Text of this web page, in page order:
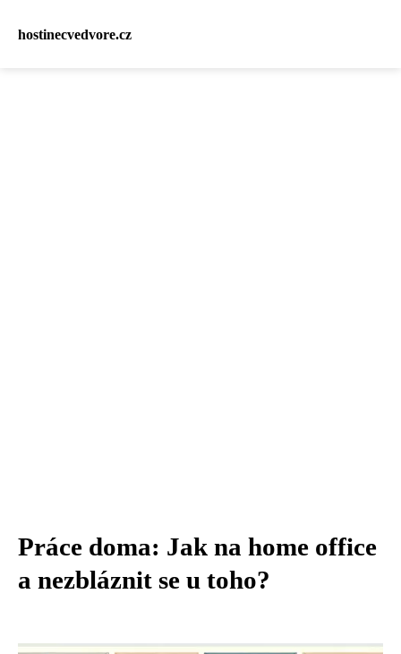
hostinecvedvore.cz
Práce doma: Jak na home office
a nezbláznit se u toho?